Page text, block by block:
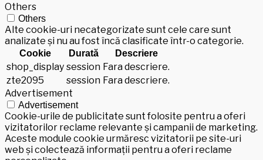
Others
Others
Alte cookie-uri necategorizate sunt cele care sunt
analizate și nu au fost încă clasificate într-o categorie.
Cookie Durată Descriere
shop_display session Fara descriere.
zte2095
session Fara descriere.
Advertisement
Advertisement
Cookie-urile de publicitate sunt folosite pentru a oferi
vizitatorilor reclame relevante și campanii de marketing.
Aceste module cookie urmăresc vizitatorii pe site-uri
web și colectează informații pentru a oferi reclame